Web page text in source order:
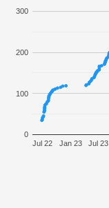
Jan 23
Jul 22 Jul 23
0
100
200
300